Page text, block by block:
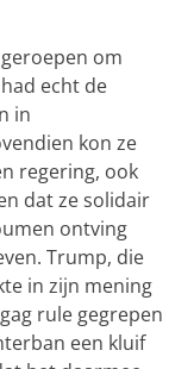
om
echt de
in
kon ze
regering, ook
dat ze solidair
ontving
Trump, die
in zijn mening
rule gegrepen
een kluif